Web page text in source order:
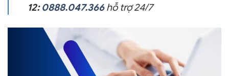
12: 0888.047.366hỗ trợ 24/7